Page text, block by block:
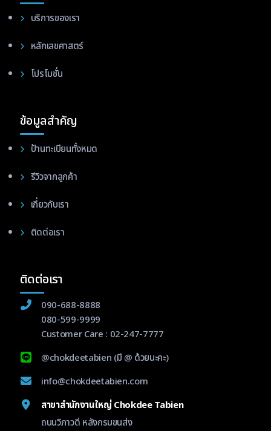
บริการของเรา
หลักเลขศาสตร์
โปรโมชั่น
ข้อมูลสำคัญ
ป้านทะเบียนทั้งหมด
รีวิวจากลูกค้า
เกี่ยวกับเรา
ติดต่อเรา
ติดต่อเรา
090-688-8888
080-599-9999
Customer Care : 02-247-7777
@chokdeetabien (มี @ ด้วยนะคะ)
info@chokdeetabien.com
สาขาสำนักงานใหญ่ Chokdee Tabien
ถนนวิภาวดี หลังกรมขนส่ง